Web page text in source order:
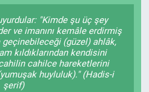
"Kimde şu üç şey
ve imanını kemâle erdirmiş
geçinebileceği (güzel) ahlâk,
kıldıklarından kendisini
cahilce hareketlerini
huyluluk)." (Hadis-i
şerif)